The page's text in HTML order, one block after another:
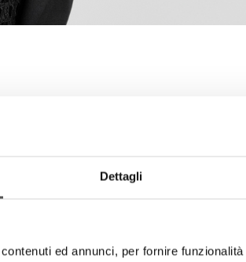
Dettagli
ed annunci, per fornire
HIGHLIGHTS